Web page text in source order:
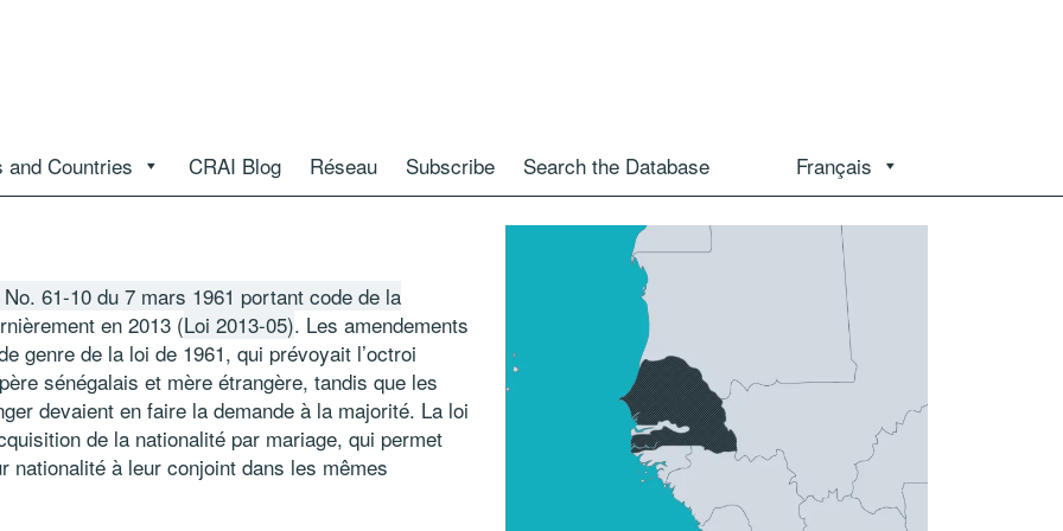
and Countries CRAI Blog Réseau Subscribe Search the Database Français
61-10 du 7 mars 1961 portant code de la
en 2013 (Loi 2013-05). Les amendements
genre de la loi de 1961, qui prévoyait l’octroi
sénégalais et mère étrangère, tandis que les
devaient en faire la demande à la majorité. La loi
de la nationalité par mariage, qui permet
nationalité à leur conjoint dans les mêmes